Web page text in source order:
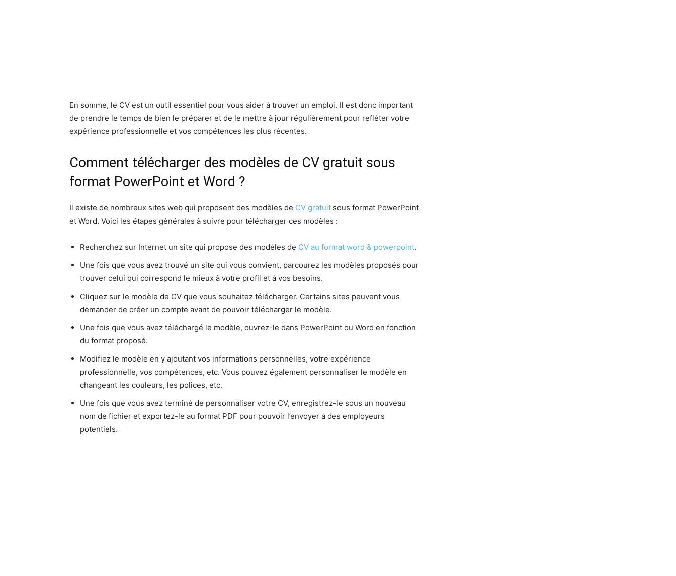
En somme, le CV est un outil essentiel pour vous aider à trouver un emploi. Il est donc important
de prendre le temps de bien le préparer et de le mettre à jour régulièrement pour refléter votre
expérience professionnelle et vos compétences les plus récentes.
Comment télécharger des modèles de CV gratuit sous
format PowerPoint et Word ?
Il existe de nombreux sites web qui proposent des modèles de CV gratuit sous format PowerPoint
et Word. Voici les étapes générales à suivre pour télécharger ces modèles :
Recherchez sur Internet un site qui propose des modèles de CV au format word & powerpoint.
Une fois que vous avez trouvé un site qui vous convient, parcourez les modèles proposés pour
trouver celui qui correspond le mieux à votre profil et à vos besoins.
Cliquez sur le modèle de CV que vous souhaitez télécharger. Certains sites peuvent vous
demander de créer un compte avant de pouvoir télécharger le modèle.
Une fois que vous avez téléchargé le modèle, ouvrez-le dans PowerPoint ou Word en fonction
du format proposé.
Modifiez le modèle en y ajoutant vos informations personnelles, votre expérience
professionnelle, vos compétences, etc. Vous pouvez également personnaliser le modèle en
changeant les couleurs, les polices, etc.
Une fois que vous avez terminé de personnaliser votre CV, enregistrez-le sous un nouveau
nom de fichier et exportez-le au format PDF pour pouvoir l’envoyer à des employeurs
potentiels.